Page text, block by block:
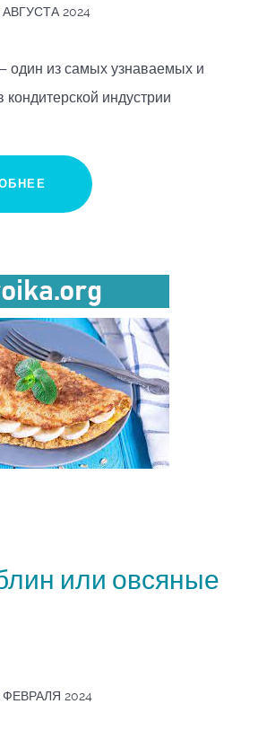
2024
из самых узнаваемых и
кондитерской индустрии
или овсяные
2024